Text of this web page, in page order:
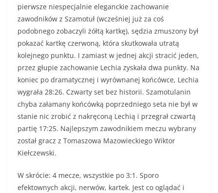
pierwsze niespecjalnie eleganckie zachowanie
zawodników z Szamotuł (wcześniej już za coś
podobnego zobaczyli żółtą kartkę), sędzia zmuszony był
pokazać kartkę czerwoną, która skutkowała utratą
kolejnego punktu. I zamiast w jednej akcji stracić jeden,
przez głupie zachowanie Lechia zyskała dwa punkty. Na
koniec po dramatycznej i wyrównanej końcówce, Lechia
wygrała 28:26. Czwarty set bez historii. Szamotulanin
chyba załamany końcówką poprzedniego seta nie był w
stanie nic zrobić z nakręconą Lechią i przegrał czwartą
partię 17:25. Najlepszym zawodnikiem meczu wybrany
został gracz z Tomaszowa Mazowieckiego Wiktor
Kiełczewski.
W skrócie: 4 mecze, wszystkie po 3:1. Sporo
efektownych akcji, nerwów, kartek. Jest co oglądać i